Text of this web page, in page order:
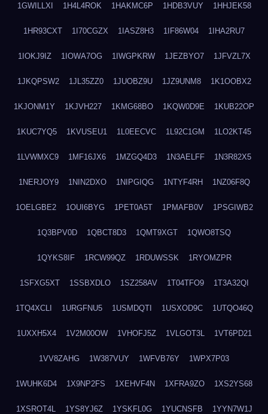
1GWILLXI 1H4L4ROK 1HAKMC6P 1HDB3VUY 1HHJEK58
1HR93CXT 1I70CGZX 1IASZ8H3 1IF86W04 1IHA2RU7
1IOKJ9IZ 1IOWA7OG 1IWGPKRW 1JEZBYO7 1JFVZL7X
1JKQPSW2 1JL35ZZ0 1JUOBZ9U 1JZ9UNM8 1K1OOBX2
1KJONM1Y 1KJVH227 1KMG68BO 1KQW0D9E 1KUB22OP
1KUC7YQ5 1KVUSEU1 1L0EECVC 1L92C1GM 1LO2KT45
1LVWMXC9 1MF16JX6 1MZGQ4D3 1N3AELFF 1N3R82X5
1NERJOY9 1NIN2DXO 1NIPGIQG 1NTYF4RH 1NZ06F8Q
1OELGBE2 1OUI6BYG 1PET0A5T 1PMAFB0V 1PSGIWB2
1Q3BPV0D 1QBCT8D3 1QMT9XGT 1QWO8TSQ
1QYKS8IF 1RCW99QZ 1RDUWSSK 1RYOMZPR
1SFXG5XT 1SSBXDLO 1SZ258AV 1T04TFO9 1T3A32QI
1TQ4XCLI 1URGFNU5 1USMDQTI 1USXOD9C 1UTQO46Q
1UXXH5X4 1V2M00OW 1VHOFJ5Z 1VLGOT3L 1VT6PD21
1VV8ZAHG 1W387VUY 1WFVB76Y 1WPX7P03
1WUHK6D4 1X9NP2FS 1XEHVF4N 1XFRA9ZO 1XS2YS68
1XSROT4L 1YS8YJ6Z 1YSKFL0G 1YUCNSFB 1YYN7W1J